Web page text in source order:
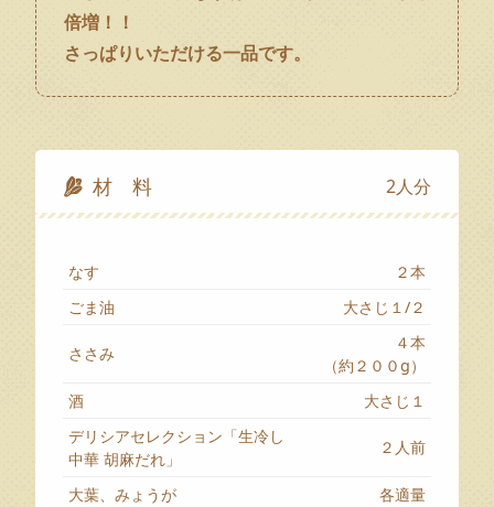
倍増！！
さっぱりいただける一品です。
材 料 2人分
なす
２本
ごま油
大さじ１/２
ささみ
４本
（約２００g）
酒
大さじ１
デリシアセレクション「生冷し
中華 胡麻だれ」
２人前
大葉、みょうが 各適量